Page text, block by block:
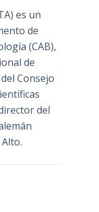
es un
de
(CAB),
de
Consejo
del